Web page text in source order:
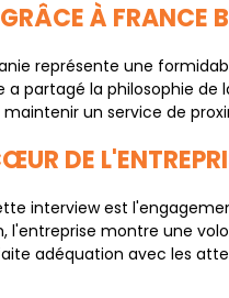
À FRANCE
représente une
partagé la philosophie
un service de
DE
interview est
l'entreprise montre une
adéquation avec les